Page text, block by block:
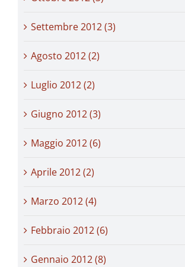
Settembre 2012 (3)
Agosto 2012 (2)
Luglio 2012 (2)
Giugno 2012 (3)
Maggio 2012 (6)
Aprile 2012 (2)
Marzo 2012 (4)
Febbraio 2012 (6)
Gennaio 2012 (8)